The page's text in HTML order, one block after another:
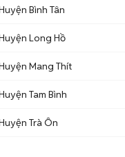
Bình Tân
Long Hồ
Mang Thít
Tam Bình
Trà Ôn